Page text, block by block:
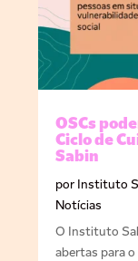
OSCs
Ciclo de
Sabin
por Instituto
Notícias
O Instituto
abertas para